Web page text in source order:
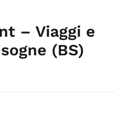
– Viaggi e
(BS)